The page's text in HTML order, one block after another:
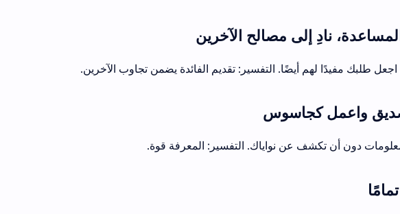
طلبك مفيدًا لهم أيضًا. التفسير: تقديم الفائدة يضمن تجاوب الآخرين.
دون أن تكشف عن نواياك. التفسير: المعرفة قوة.